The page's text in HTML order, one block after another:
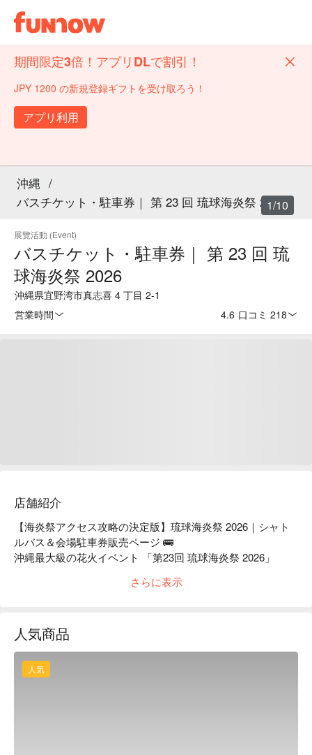
期間限定3倍！アプリDLで割引！
JPY 1200 の新規登録ギフトを受け取ろう！
アプリ利用
沖縄 /
バスチケット・駐車券｜ 第 23 回 琉球海炎祭 2026
展覽活動 (Event)
バスチケット・駐車券｜ 第 23 回 琉
球海炎祭 2026
沖縄県宜野湾市真志喜 4 丁目 2-1
営業時間
4.6 口コミ 218
1/10
店舗紹介
【海炎祭アクセス攻略の決定版】琉球海炎祭 2026｜シャト
ルバス＆会場駐車券販売ページ 🚌
沖縄最大級の花火イベント 「第23回 琉球海炎祭 2026」
心
海炎祭会場駐車券：自家用車で来場する方に最適、事前予約
で専用駐車スペースを確保
🚌 【海炎祭シャトルバス】那覇市内 ⇄ 会場｜選べる 5 つの
さらに表示
人気商品
人気